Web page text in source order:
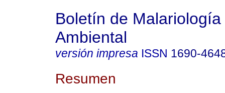
Boletín de
Ambiental
versión impresa ISSN 1690-
Resumen